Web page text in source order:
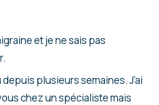
et je ne sais pas
depuis plusieurs semaines. J’ai
chez un spécialiste mais